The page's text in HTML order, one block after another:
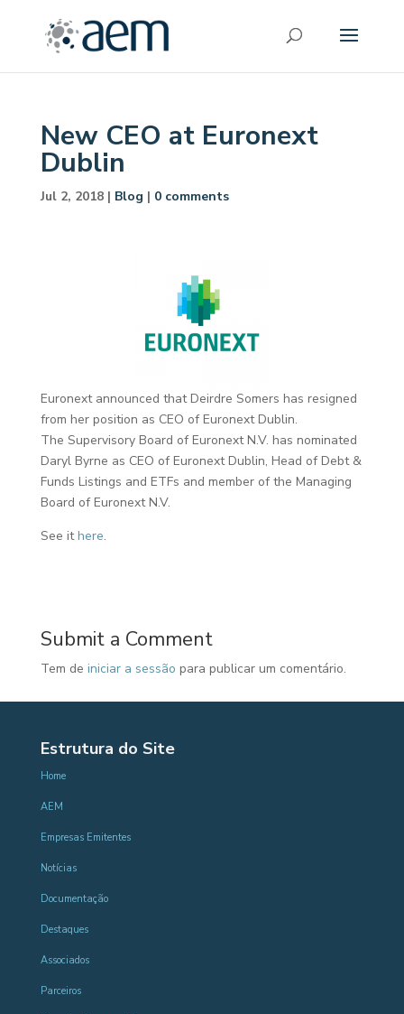
New CEO at Euronext
Dublin
Jul 2, 2018| Blog | 0 comments
Euronext announced that Deirdre Somers has resigned
from her position as CEO of Euronext Dublin.
The Supervisory Board of Euronext N.V. has nominated
Daryl Byrne as CEO of Euronext Dublin, Head of Debt &
Funds Listings and ETFs and member of the Managing
Board of Euronext N.V.
See ithere.
Submit a Comment
Tem de iniciar a sessão para publicar um comentário.
Estrutura do Site
Home
AEM
Empresas Emitentes
Notícias
Documentação
Destaques
Associados
Parceiros